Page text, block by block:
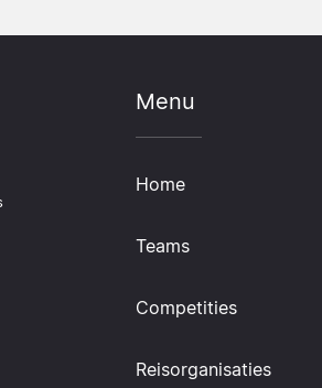
Menu
Home
Teams
Competities
Reisorganisaties